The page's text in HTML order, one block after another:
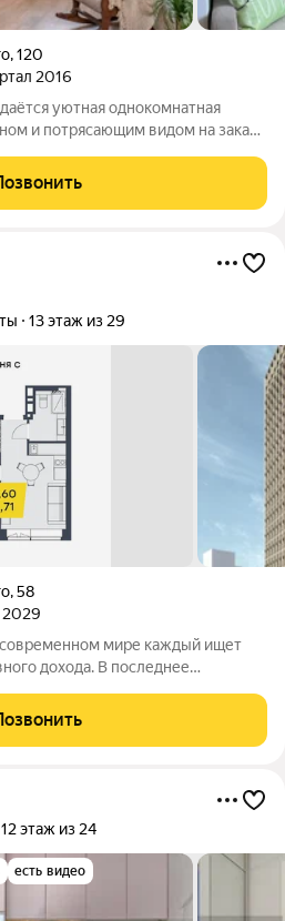
,120
2016
уютная однокомнатная
и потрясающим видом на закат
и вдохновляющие виды
13 этаж из 29
,58
2029
мире каждый ищет
дохода. В последнее
апартаменты и другая
Проект
12 этаж из 24
есть видео